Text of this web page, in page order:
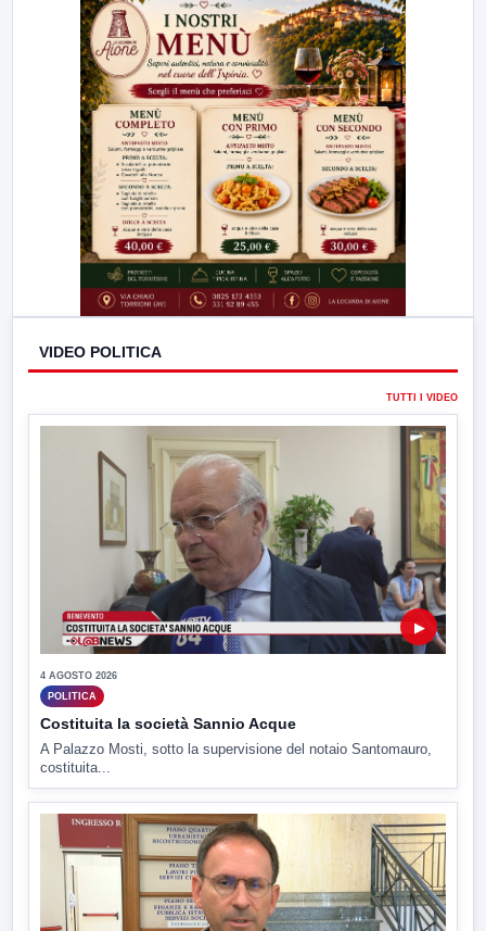
LabNews (replica)
VIDEO POLITICA
TUTTI I VIDEO
▶
4 AGOSTO 2026
POLITICA
Costituita la società Sannio Acque
A Palazzo Mosti, sotto la supervisione del notaio Santomauro,
costituita...